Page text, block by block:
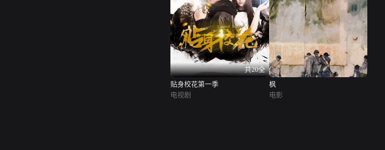
共20全
贴身校花第一季
电视剧
枫
电影